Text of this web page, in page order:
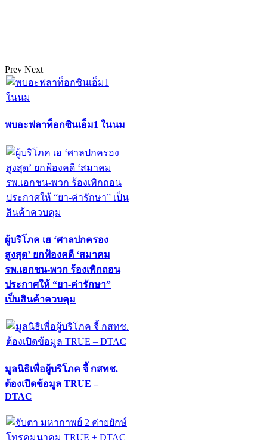
Prev Next
พบอะฟลาท็อกซินเอ็ม1 ในนม
ผู้บริโภค เฮ ‘ศาลปกครอง
สูงสุด’ ยกฟ้องคดี ‘สมาคม
รพ.เอกชน-พวก ร้องเพิกถอน
ประกาศให้ “ยา-ค่ารักษา”
เป็นสินค้าควบคุม
มูลนิธิเพื่อผู้บริโภค จี้ กสทช.
ต้องเปิดข้อมูล TRUE –
DTAC